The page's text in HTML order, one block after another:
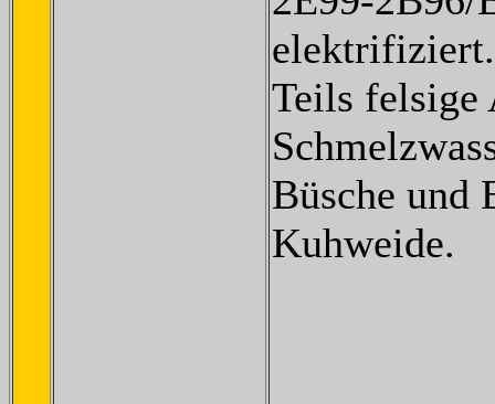
elektrifiziert.
Teils felsige
Büsche und
Kuhweide.